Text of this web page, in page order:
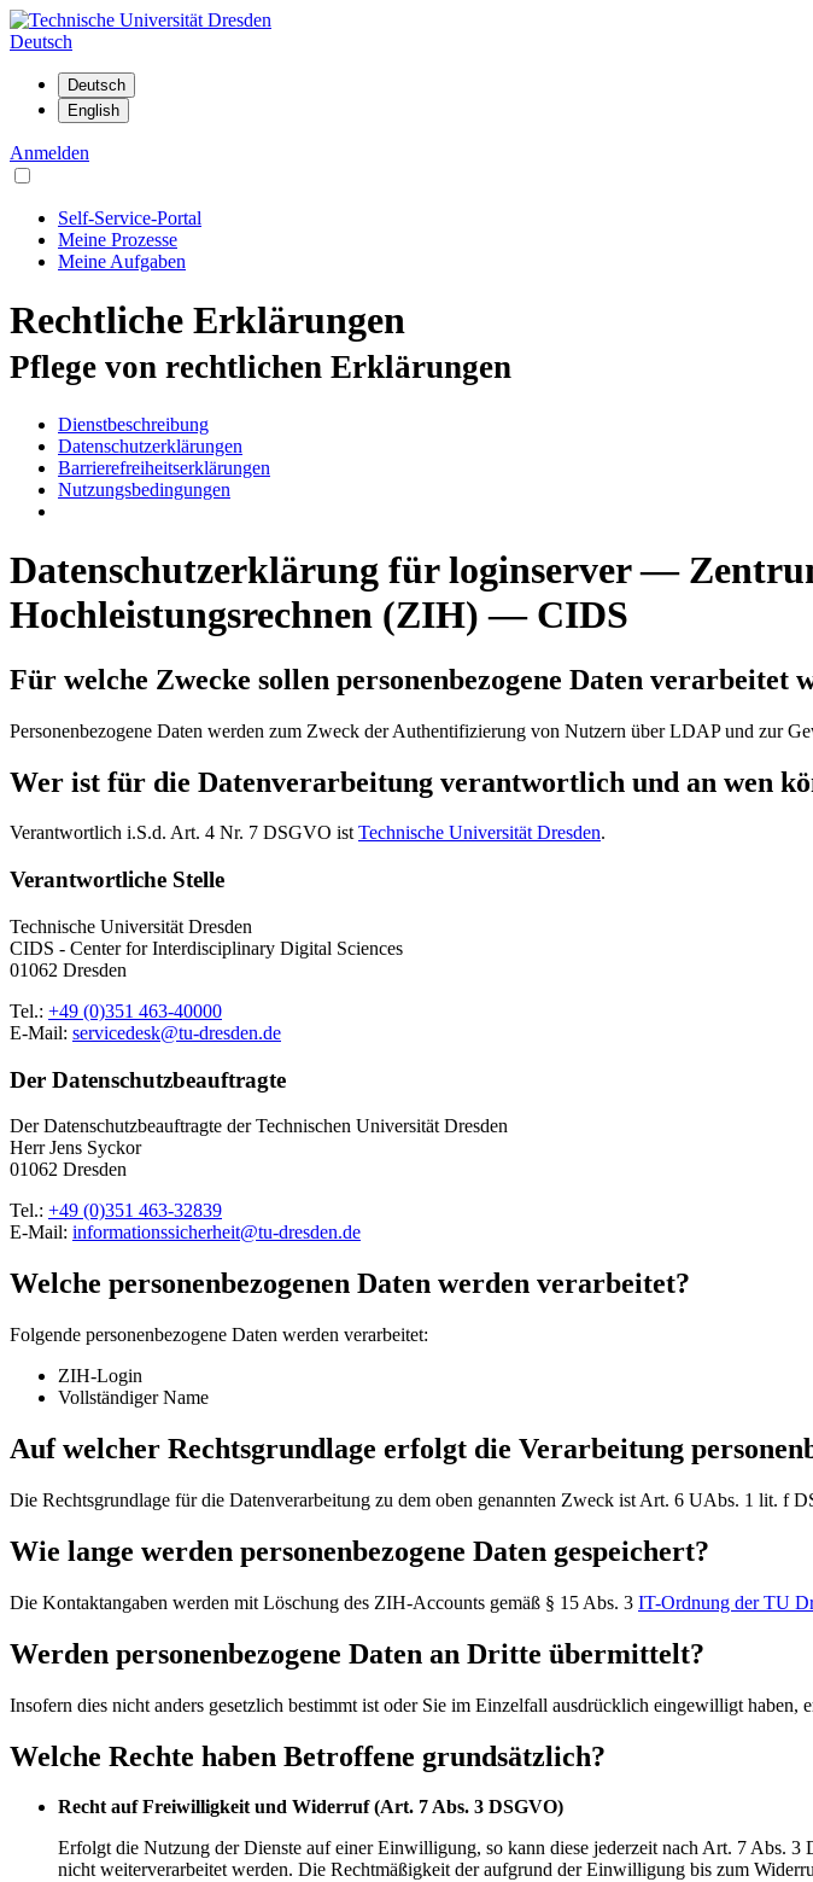
Deutsch
Anmelden
Self-Service-Portal
Meine Prozesse
Meine Aufgaben
Rechtliche Erklärungen
Pflege von rechtlichen Erklärungen
Dienstbeschreibung
Datenschutzerklärungen
Barrierefreiheitserklärungen
Nutzungsbedingungen
Datenschutzerklärung für loginserver —
Hochleistungsrechnen (ZIH) — CIDS
Für welche Zwecke sollen personenbezogene Daten verarbeitet
Personenbezogene Daten werden zum Zweck der Authentifizierung von Nutzern über LDAP und zur
Wer ist für die Datenverarbeitung verantwortlich und an wen
Verantwortlich i.S.d. Art. 4 Nr. 7 DSGVO istTechnische Universität Dresden.
Verantwortliche Stelle
Technische Universität Dresden
CIDS - Center for Interdisciplinary Digital Sciences
01062 Dresden
Tel.: +49 (0)351 463-40000
E-Mail: servicedesk@tu-dresden.de
Der Datenschutzbeauftragte
Der Datenschutzbeauftragte der Technischen Universität Dresden
Herr Jens Syckor
01062 Dresden
Tel.: +49 (0)351 463-32839
E-Mail: informationssicherheit@tu-dresden.de
Welche personenbezogenen Daten werden verarbeitet?
Folgende personenbezogene Daten werden verarbeitet:
ZIH-Login
Vollständiger Name
Auf welcher Rechtsgrundlage erfolgt die Verarbeitung
Die Rechtsgrundlage für die Datenverarbeitung zu dem oben genannten Zweck ist Art. 6 UAbs. 1 lit. f
Wie lange werden personenbezogene Daten gespeichert?
Die Kontaktangaben werden mit Löschung des ZIH-Accounts gemäß § 15 Abs. 3 IT-Ordnung der TU
Werden personenbezogene Daten an Dritte übermittelt?
Insofern dies nicht anders gesetzlich bestimmt ist oder Sie im Einzelfall ausdrücklich eingewilligt
Welche Rechte haben Betroffene grundsätzlich?
Recht auf Freiwilligkeit und Widerruf (Art. 7 Abs. 3 DSGVO)
Erfolgt die Nutzung der Dienste auf einer Einwilligung, so kann diese jederzeit nach Art. 7 Abs.
nicht weiterverarbeitet werden. Die Rechtmäßigkeit der aufgrund der Einwilligung bis zum